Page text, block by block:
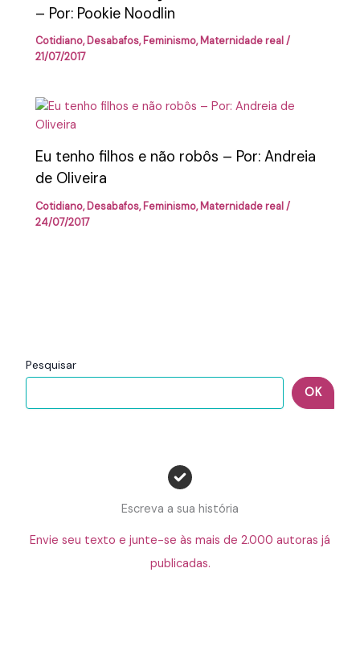
Pesquisar
OK
Escreva a sua história
Envie seu texto e junte-se às mais de 2.000 autoras já
publicadas.
– Por: Pookie Noodlin
Cotidiano,Desabafos,Feminismo,Maternidade real/
21/07/2017
Eu tenho filhos e não robôs – Por: Andreia
de Oliveira
Cotidiano,Desabafos,Feminismo,Maternidade real/
24/07/2017